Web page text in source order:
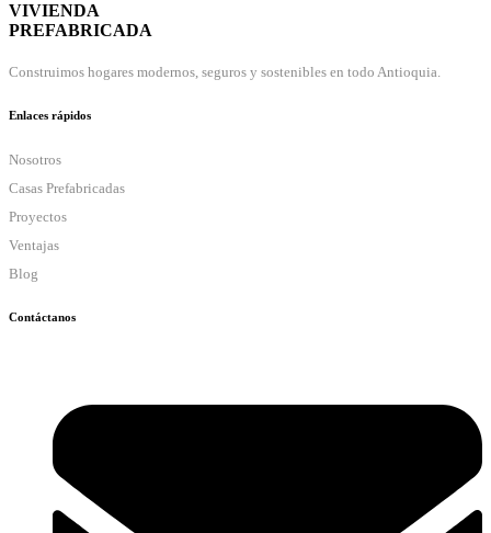
VIVIENDA
PREFABRICADA
Construimos hogares modernos, seguros y sostenibles en todo Antioquia.
Enlaces rápidos
Nosotros
Casas Prefabricadas
Proyectos
Ventajas
Blog
Contáctanos